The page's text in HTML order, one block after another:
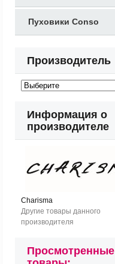
Пуховики Conso
Производитель
Информация о
производителе
Charisma
Другие товары данного
производителя
Просмотренные